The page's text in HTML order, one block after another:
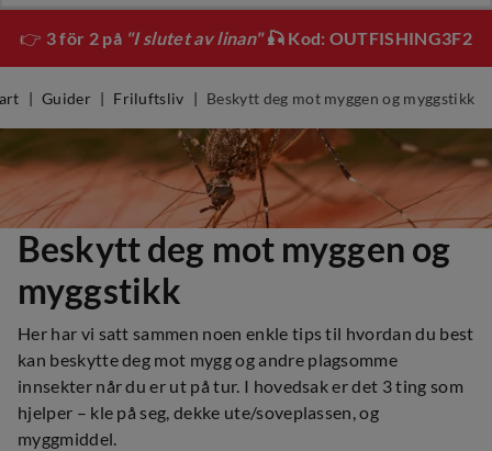
👉 3 för 2 på "I slutet av linan"🎣 Kod: OUTFISHING3F2
Guider Friluftsliv Beskytt deg mot myggen og myggstikk
Beskytt deg mot myggen og
myggstikk
Her har vi satt sammen noen enkle tips til hvordan du best
kan beskytte deg mot mygg og andre plagsomme
innsekter når du er ut på tur. I hovedsak er det 3 ting som
hjelper – kle på seg, dekke ute/soveplassen, og
myggmiddel.